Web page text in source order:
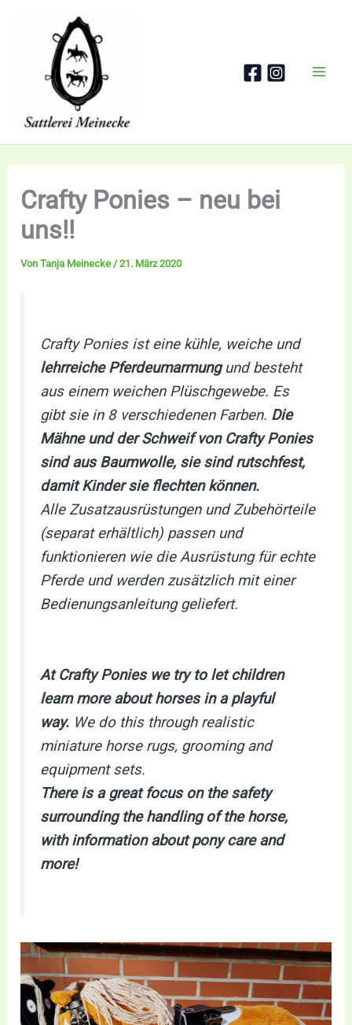
Crafty Ponies – neu bei
uns!!
VonTanja Meinecke /21. März 2020
Crafty Ponies ist eine kühle, weiche und
lehrreiche Pferdeumarmungund besteht
aus einem weichen Plüschgewebe. Es
gibt sie in 8 verschiedenen Farben. Die
Mähne und der Schweif von Crafty Ponies
sind aus Baumwolle, sie sind rutschfest,
damit Kinder sie flechten können.
Alle Zusatzausrüstungen und Zubehörteile
(separat erhältlich) passen und
funktionieren wie die Ausrüstung für echte
Pferde und werden zusätzlich mit einer
Bedienungsanleitung geliefert.
At Crafty Ponies we try to let children
learn more about horses in a playful
way. We do this through realistic
miniature horse rugs, grooming and
equipment sets.
There is a great focus on the safety
surrounding the handling of the horse,
with information about pony care and
more!